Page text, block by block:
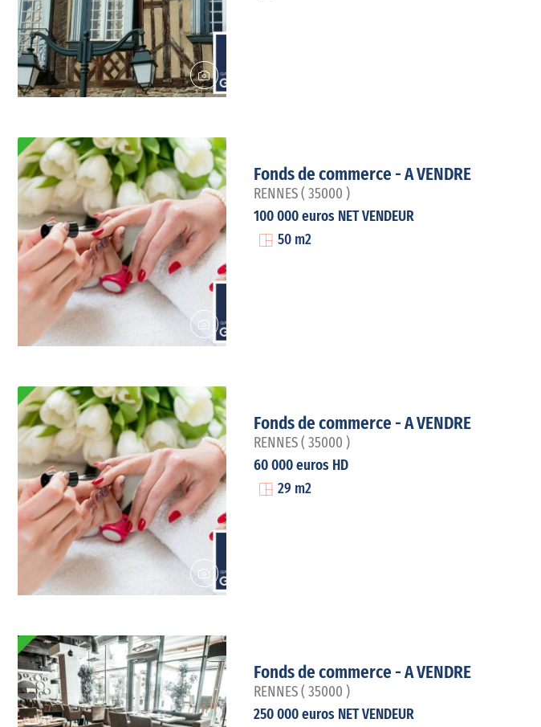
Fonds de commerce - A VENDRE
RENNES ( 35000 )
100 000 euros NET VENDEUR
50 m2
Fonds de commerce - A VENDRE
RENNES ( 35000 )
60 000 euros HD
29 m2
Fonds de commerce - A VENDRE
RENNES ( 35000 )
250 000 euros NET VENDEUR